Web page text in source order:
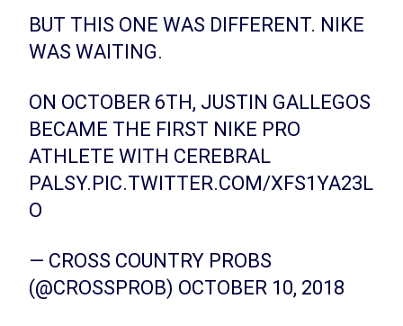
BUT THIS ONE WAS DIFFERENT. NIKE
WAS WAITING.
ON OCTOBER 6TH, JUSTIN GALLEGOS
BECAME THE FIRST NIKE PRO
ATHLETE WITH CEREBRAL
PALSY.PIC.TWITTER.COM/XFS1YA23L
O
— CROSS COUNTRY PROBS
(@CROSSPROB) OCTOBER 10, 2018